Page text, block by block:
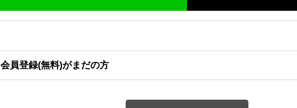
会員登録(無料)がまだの方